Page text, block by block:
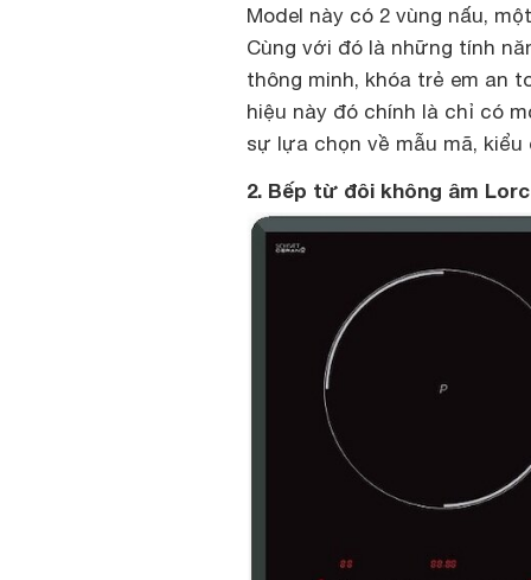
Model này có 2 vùng nấu,
Cùng với đó là những tính
thông minh, khóa trẻ em an
hiệu này đó chính là chỉ có
sự lựa chọn về mẫu mã, kiểu
2. Bếp từ đôi không âm